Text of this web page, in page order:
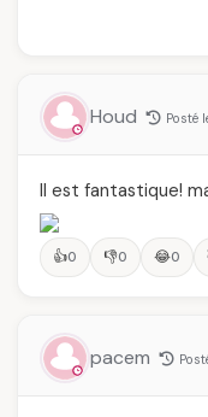
Houd Posté
Il est fantastique!
👍0 👎0 😂0
pacem